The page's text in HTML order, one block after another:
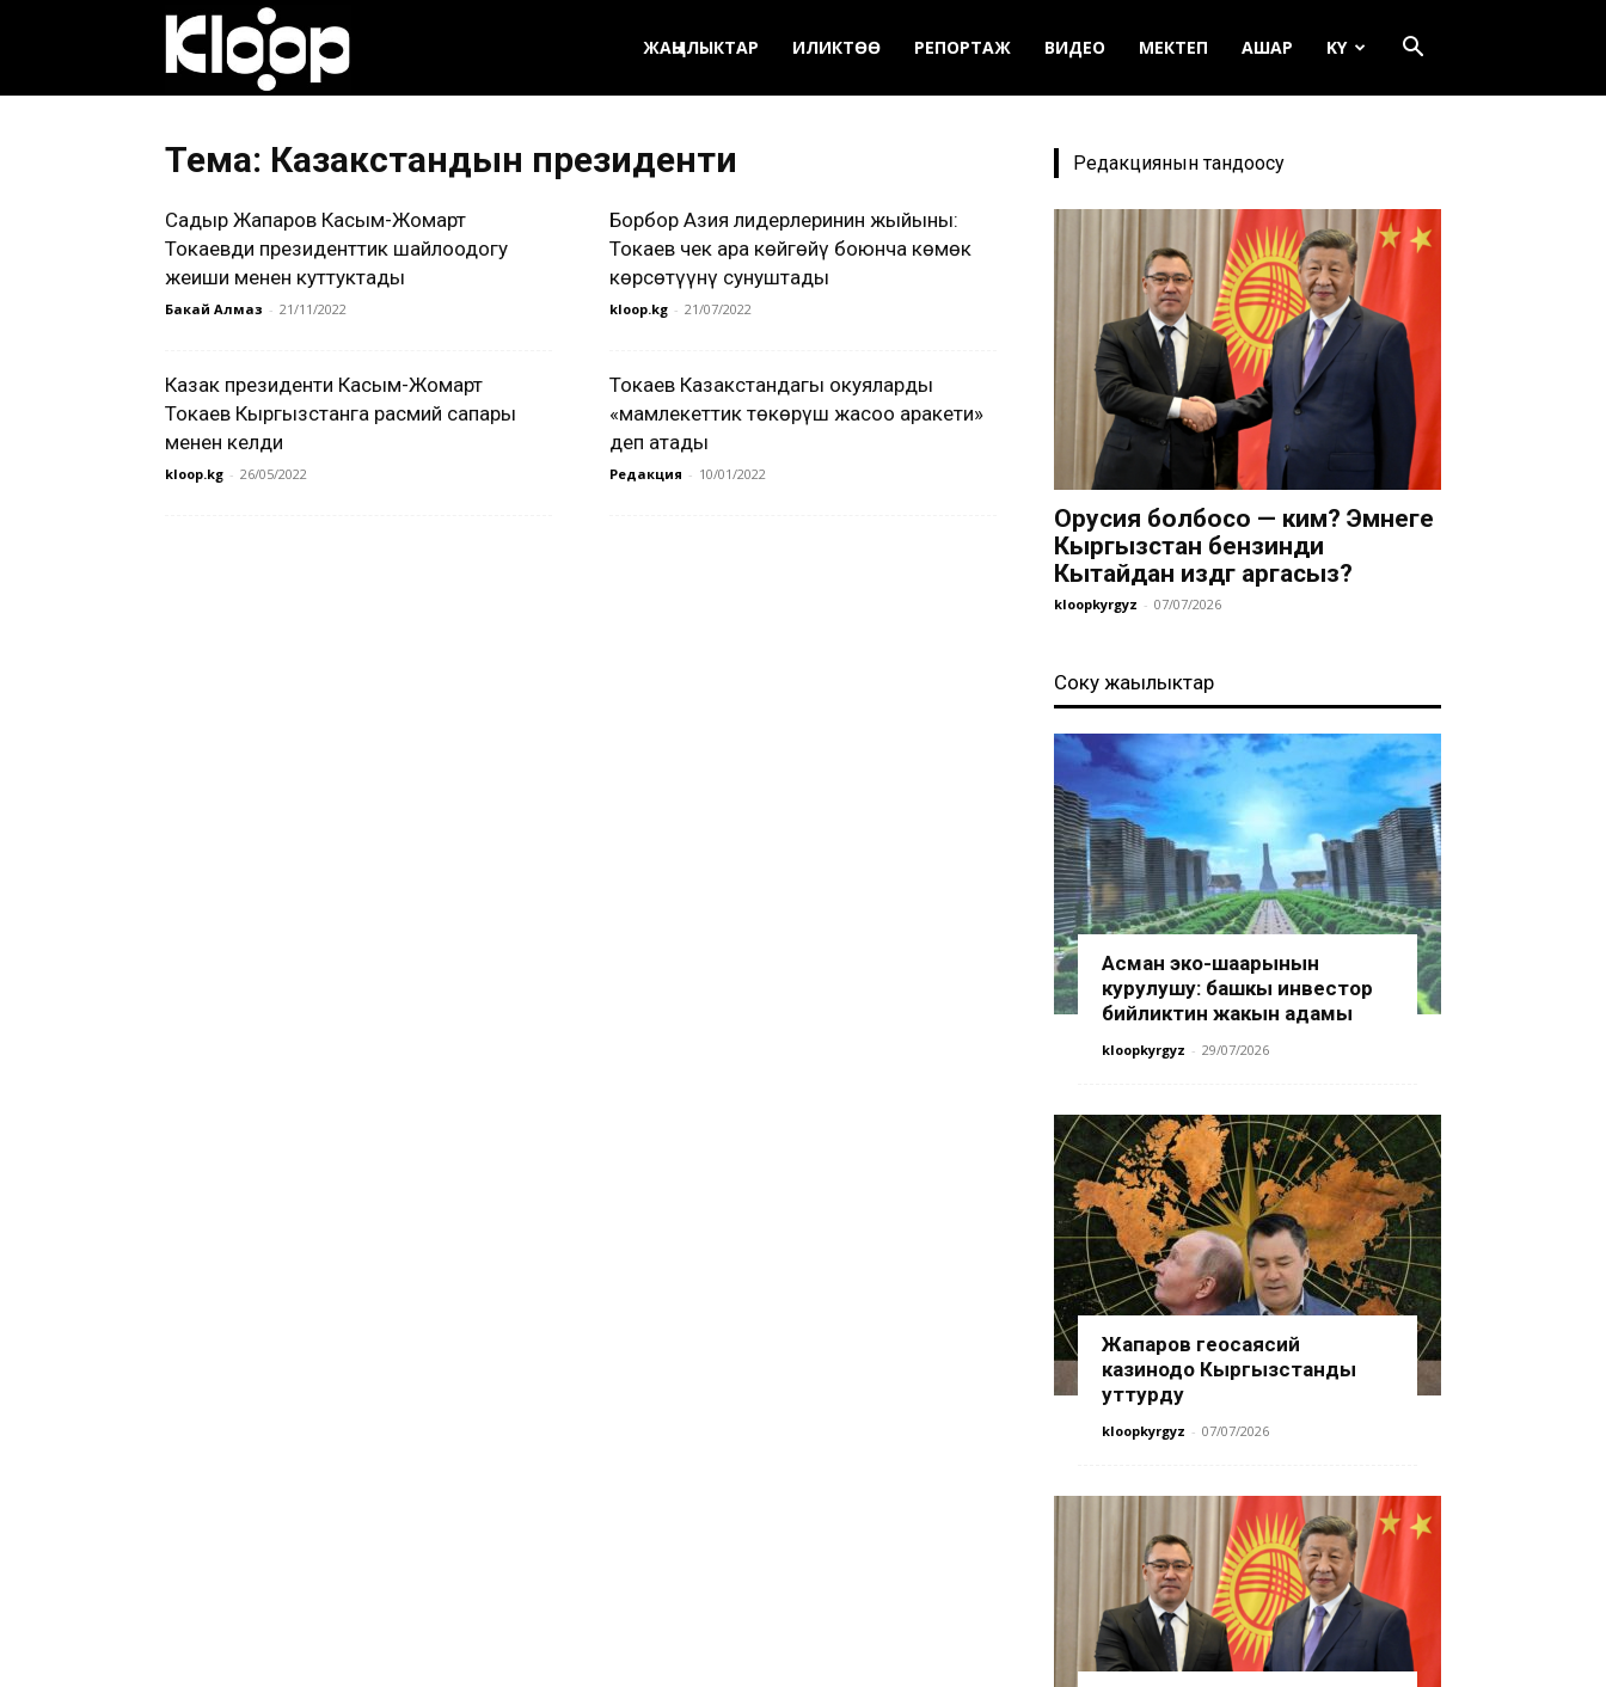
жаңылыктары
ЖАҢЫЛЫКТАР ИЛИКТӨӨ РЕПОРТАЖ ВИДЕО МЕКТЕП АШАР KY
Тема: Казакстандын президенти
Садыр Жапаров Касым-Жомарт
Токаевди президенттик шайлоодогу
жеңиши менен куттуктады
Бакай Алмаз - 21/11/2022
Борбор Азия лидерлеринин жыйыны:
Токаев чек ара көйгөйү боюнча көмөк
көрсөтүүнү сунуштады
kloop.kg - 21/07/2022
Казак президенти Касым-Жомарт
Токаев Кыргызстанга расмий сапары
менен келди
kloop.kg - 26/05/2022
Токаев Казакстандагы окуяларды
«мамлекеттик төңкөрүш жасоо аракети»
деп атады
Редакция - 10/01/2022
Редакциянын тандоосу
Орусия болбосо — ким? Эмнеге
Кыргызстан бензинди
Кытайдан издөөгө аргасыз?
kloopkyrgyz - 07/07/2026
Соңку жаңылыктар
Асман эко-шаарынын
курулушу: башкы инвестор
бийликтин жакын адамы
kloopkyrgyz - 29/07/2026
Жапаров геосаясий
казинодо Кыргызстанды
уттурду
kloopkyrgyz - 07/07/2026